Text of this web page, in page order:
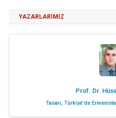
YAZARLARIMIZ
Prof. Dr.
Tasarı, Türkiye’de